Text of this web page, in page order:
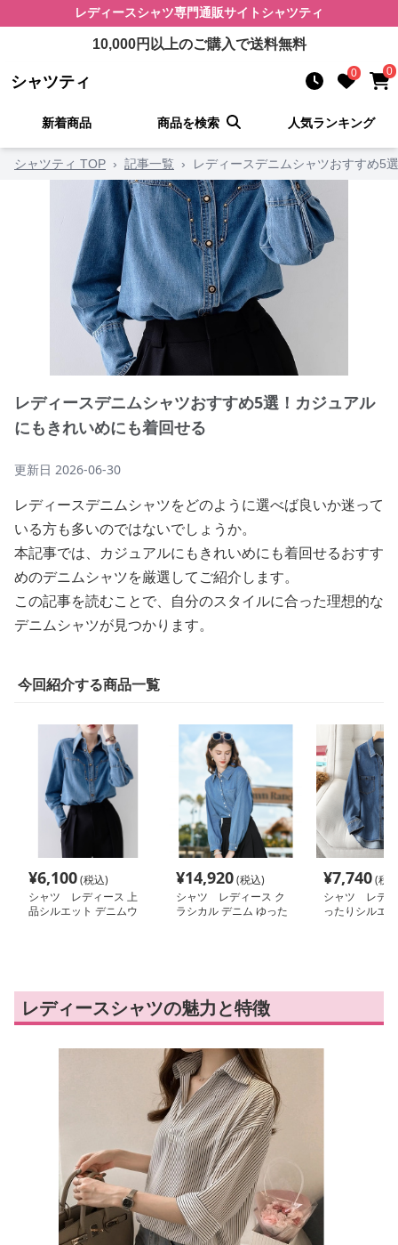
レディースシャツ専門通販サイト シャツティ
10,000円以上のご購入で送料無料
シャツティ 0 0
新着商品 商品を検索 人気ランキング
シャツティ TOP › 記事一覧 › レディースデニムシャツおすすめ5
レディースデニムシャツおすすめ5選！カジュアル
にもきれいめにも着回せる
更新日 2026-06-30
レディースデニムシャツをどのように選べば良いか迷って
いる方も多いのではないでしょうか。
本記事では、カジュアルにもきれいめにも着回せるおすす
めのデニムシャツを厳選してご紹介します。
この記事を読むことで、自分のスタイルに合った理想的な
デニムシャツが見つかります。
今回紹介する商品一覧
¥6,100(税込)
シャツ レディース 上
品シルエット デニムウ
¥14,920(税込)
シャツ レディース ク
ラシカル デニム ゆった
¥7,740(税
シャツ レデ
ったりシルエ
レディースシャツの魅力と特徴